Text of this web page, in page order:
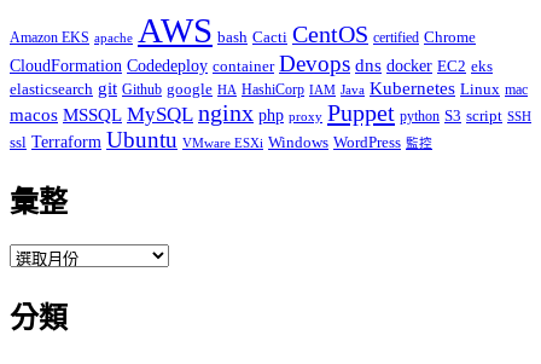
Amazon EKS apache AWS bash Cacti CentOS certified Chrome
CloudFormation Codedeploy container Devops dns docker EC2 eks
elasticsearch git Github google HA HashiCorp IAM Java Kubernetes Linux mac
macos MSSQL MySQL nginx php proxy Puppet python S3 script SSH
ssl Terraform Ubuntu VMware ESXi Windows WordPress 監控
彙整
彙
分類